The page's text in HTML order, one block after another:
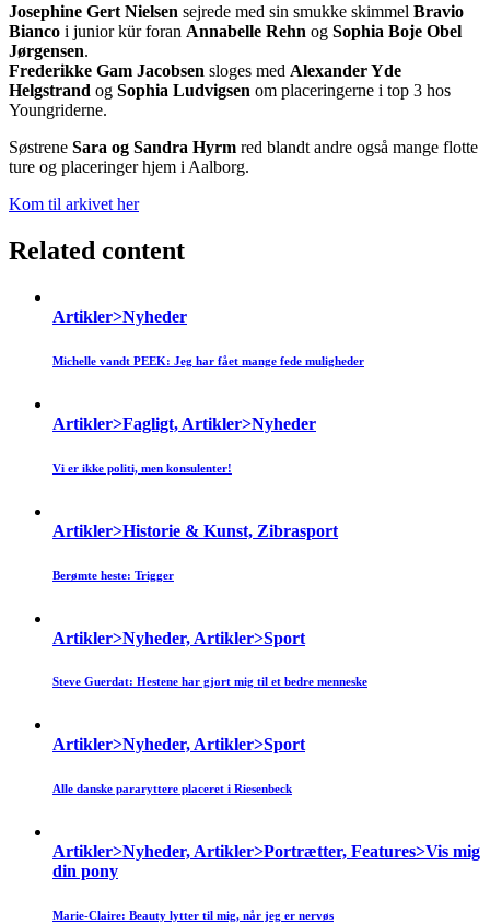
Josephine Gert Nielsen sejrede med sin smukke skimmel Bravio
Bianco i junior kür foran Annabelle Rehn og Sophia Boje Obel
Jørgensen.
Frederikke Gam Jacobsen sloges med Alexander Yde
Helgstrand og Sophia Ludvigsen om placeringerne i top 3 hos
Youngriderne.
Søstrene Sara og Sandra Hyrm red blandt andre også mange flotte
ture og placeringer hjem i Aalborg.
Kom til arkivet her
Related content
Artikler>Nyheder
Michelle vandt PEEK: Jeg har fået mange fede muligheder
Artikler>Fagligt, Artikler>Nyheder
Vi er ikke politi, men konsulenter!
Artikler>Historie & Kunst, Zibrasport
Berømte heste: Trigger
Artikler>Nyheder, Artikler>Sport
Steve Guerdat: Hestene har gjort mig til et bedre menneske
Artikler>Nyheder, Artikler>Sport
Alle danske pararyttere placeret i Riesenbeck
Artikler>Nyheder, Artikler>Portrætter, Features>Vis mig
din pony
Marie-Claire: Beauty lytter til mig, når jeg er nervøs